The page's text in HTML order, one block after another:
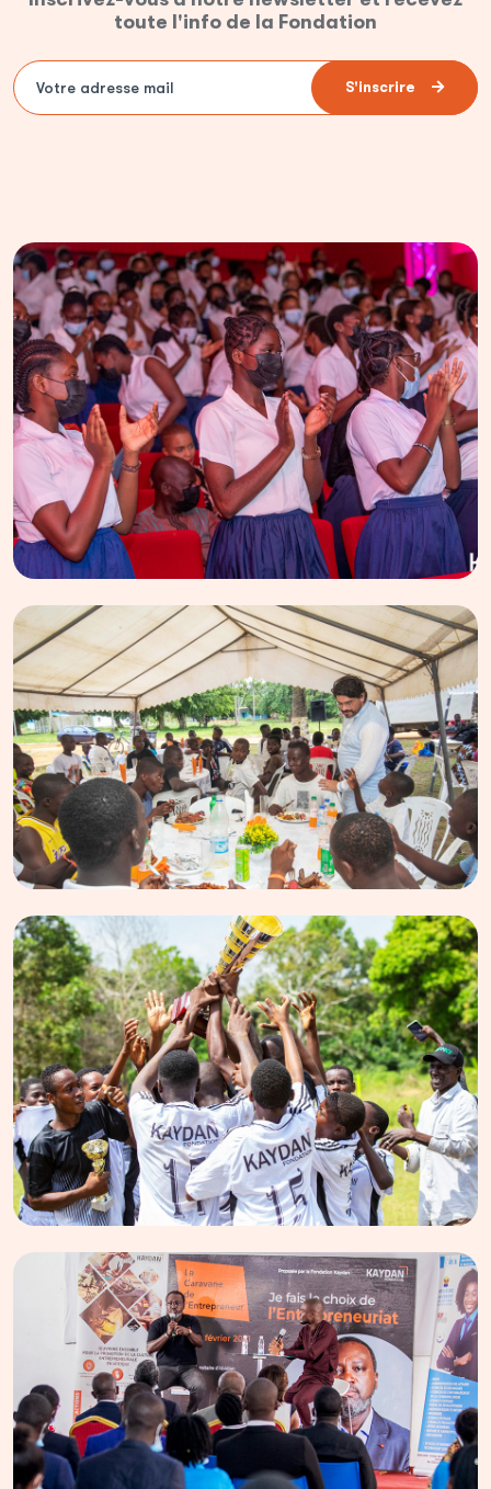
toute l'info de la Fondation
S'inscrire